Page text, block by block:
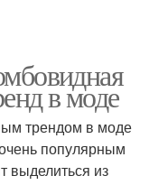
в моде
трендом в моде
популярным
выделиться из